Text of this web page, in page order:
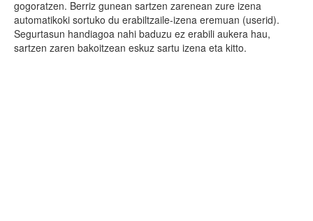
gogoratzen. Berriz gunean sartzen zarenean zure izena
automatikoki sortuko du erabiltzaile-izena eremuan (userid).
Segurtasun handiagoa nahi baduzu ez erabili aukera hau,
sartzen zaren bakoitzean eskuz sartu izena eta kitto.